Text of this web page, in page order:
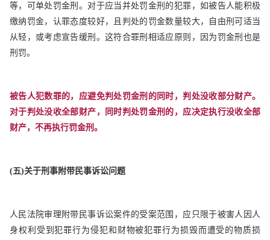
等，可单处罚金刑。对于应当并处罚金刑的犯罪，如被告人能积极
缴纳罚金，认罪态度较好，且判处的罚金数量较大，自由刑可适当
从轻，或考虑宣告缓刑。这符合罪刑相适应原则，因为罚金刑也是
刑罚。
被告人犯数罪的，应避免判处罚金刑的同时，判处没收部分财产。
对于判处没收全部财产，同时判处罚金刑的，应决定执行没收全部
财产，不再执行罚金刑。
(五)关于刑事附带民事诉讼问题
人民法院审理附带民事诉讼案件的受案范围，应只限于被害人因人
身权利受到犯罪行为侵犯和财物被犯罪行为损毁而遭受的物质损